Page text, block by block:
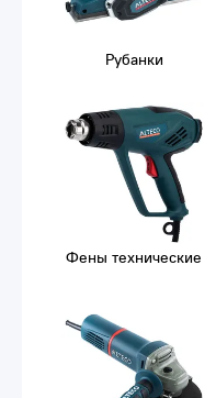
Рубанки
Фены технические